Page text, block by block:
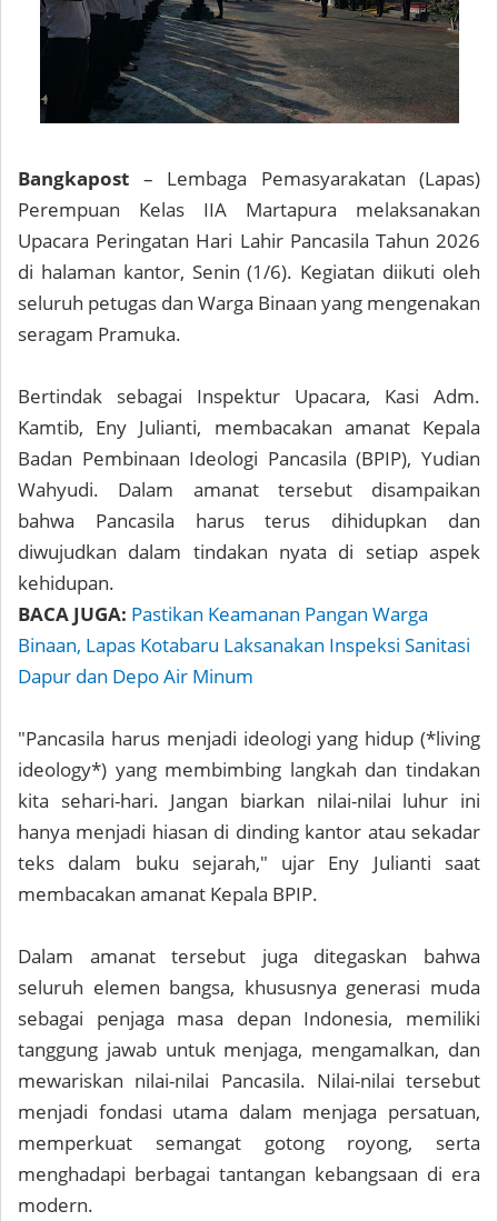
Bangkapost – Lembaga Pemasyarakatan (Lapas)
Perempuan Kelas IIA Martapura melaksanakan
Upacara Peringatan Hari Lahir Pancasila Tahun 2026
di halaman kantor, Senin (1/6). Kegiatan diikuti oleh
seluruh petugas dan Warga Binaan yang mengenakan
seragam Pramuka.
Bertindak sebagai Inspektur Upacara, Kasi Adm.
Kamtib, Eny Julianti, membacakan amanat Kepala
Badan Pembinaan Ideologi Pancasila (BPIP), Yudian
Wahyudi. Dalam amanat tersebut disampaikan
bahwa Pancasila harus terus dihidupkan dan
diwujudkan dalam tindakan nyata di setiap aspek
kehidupan.
BACA JUGA: Pastikan Keamanan Pangan Warga
Binaan, Lapas Kotabaru Laksanakan Inspeksi Sanitasi
Dapur dan Depo Air Minum
"Pancasila harus menjadi ideologi yang hidup (*living
ideology*) yang membimbing langkah dan tindakan
kita sehari-hari. Jangan biarkan nilai-nilai luhur ini
hanya menjadi hiasan di dinding kantor atau sekadar
teks dalam buku sejarah," ujar Eny Julianti saat
membacakan amanat Kepala BPIP.
Dalam amanat tersebut juga ditegaskan bahwa
seluruh elemen bangsa, khususnya generasi muda
sebagai penjaga masa depan Indonesia, memiliki
tanggung jawab untuk menjaga, mengamalkan, dan
mewariskan nilai-nilai Pancasila. Nilai-nilai tersebut
menjadi fondasi utama dalam menjaga persatuan,
memperkuat semangat gotong royong, serta
menghadapi berbagai tantangan kebangsaan di era
modern.